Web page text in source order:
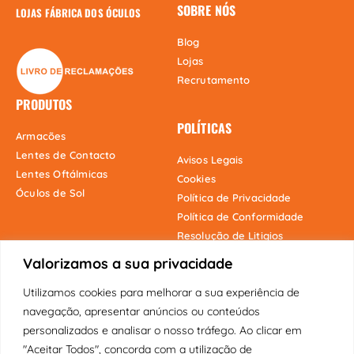
Valorizamos a sua privacidade
Utilizamos cookies para melhorar a sua experiência de
navegação, apresentar anúncios ou conteúdos
personalizados e analisar o nosso tráfego. Ao clicar em
"Aceitar Todos", concorda com a utilização de
LOJAS FÁBRICA DOS ÓCULOS
SOBRE NÓS
Blog
Lojas
Recrutamento
PRODUTOS
Armacões
Lentes de Contacto
Lentes Oftálmicas
Óculos de Sol
POLÍTICAS
Avisos Legais
Cookies
Política de Privacidade
Política de Conformidade
Resolução de Litigios
Onde estamos